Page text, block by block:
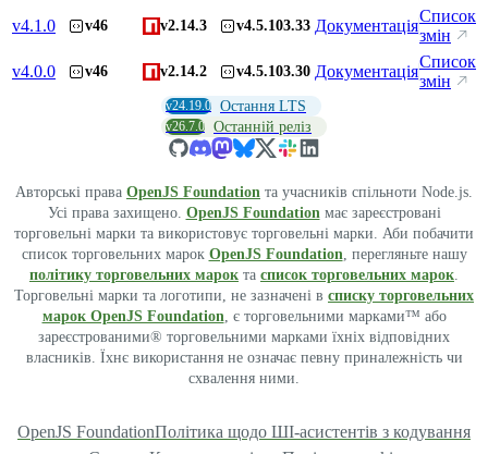
v4.1.0 v46 v2.14.3 v4.5.103.33 Документація
Список
змін
v4.0.0 v46 v2.14.2 v4.5.103.30 Документація
Список
змін
v24.19.0 Остання LTS
v26.7.0 Останній реліз
Авторські права OpenJS Foundation та учасників спільноти Node.js.
Усі права захищено. OpenJS Foundation має зареєстровані
торговельні марки та використовує торговельні марки. Аби побачити
список торговельних марок OpenJS Foundation , перегляньте нашу
політику торговельних марок та список торговельних марок
Торговельні марки та логотипи, не зазначені в списку торговельних
марок OpenJS Foundation , є торговельними марками™ або
зареєстрованими® торговельними марками їхніх відповідних
власників. Їхнє використання не означає певну приналежність чи
схвалення ними.
OpenJS FoundationПолітика щодо ШІ-асистентів з кодування